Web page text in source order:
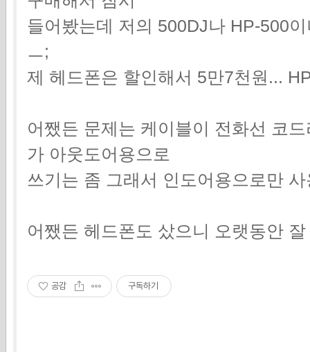
들어봤는데 저의 500DJ나 HP-500
ㅡ;
제 헤드폰은 할인해서 5만7천원...
어쨌든 문제는 케이블이 전화선 코
가 아웃도어용으로
쓰기는 좀 그래서 인도어용으로만
어쨌든 헤드폰도 샀으니 오랫동안
공감 구독하기